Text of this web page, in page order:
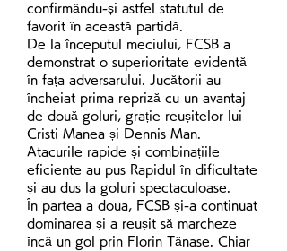
confirmându-și astfel statutul de
favorit în această partidă.
De la începutul meciului, FCSB a
demonstrat o superioritate evidentă
în fața adversarului. Jucătorii au
încheiat prima repriză cu un avantaj
de două goluri, grație reușitelor lui
Cristi Manea și Dennis Man.
Atacurile rapide și combinațiile
eficiente au pus Rapidul în dificultate
și au dus la goluri spectaculoase.
În partea a doua, FCSB și-a continuat
dominarea și a reușit să marcheze
încă un gol prin Florin Tănase. Chiar